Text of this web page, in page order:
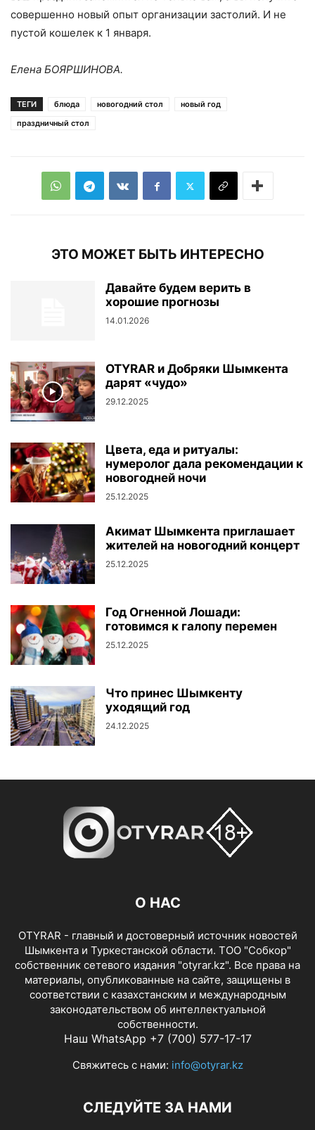
совершенно новый опыт организации застолий. И не
пустой кошелек к 1 января.
Елена БОЯРШИНОВА.
ТЕГИ блюда новогодний стол
новый год
праздничный стол
ЭТО МОЖЕТ БЫТЬ ИНТЕРЕСНО
Давайте будем верить в
хорошие прогнозы
14.01.2026
OTYRAR и Добряки Шымкента
дарят «чудо»
29.12.2025
Цвета, еда и ритуалы:
нумеролог дала рекомендации к
новогодней ночи
25.12.2025
Акимат Шымкента приглашает
жителей на новогодний концерт
25.12.2025
Год Огненной Лошади:
готовимся к галопу перемен
25.12.2025
Что принес Шымкенту
уходящий год
24.12.2025
О НАС
OTYRAR - главный и достоверный источник новостей
Шымкента и Туркестанской области. ТОО "Собкор"
собственник сетевого издания "otyrar.kz". Все права на
материалы, опубликованные на сайте, защищены в
соответствии с казахстанским и международным
законодательством об интеллектуальной
собственности.
Наш WhatsApp +7 (700) 577-17-17
Свяжитесь с нами: info@otyrar.kz
СЛЕДУЙТЕ ЗА НАМИ